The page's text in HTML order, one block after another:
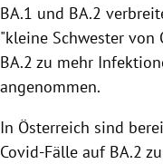
BA.1 und BA.2
"kleine Schwester von
BA.2 zu mehr
angenommen.
In Österreich sind
Covid-Fälle auf BA.2